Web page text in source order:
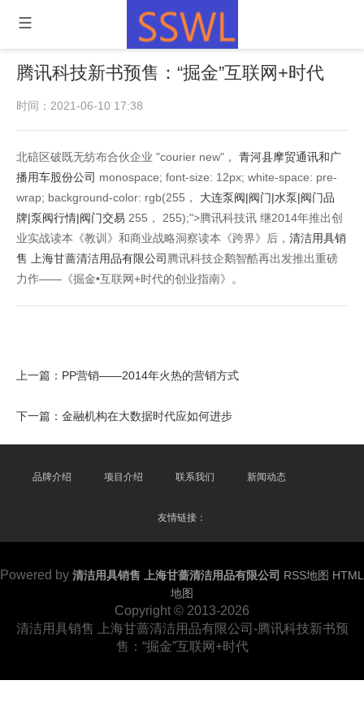
腾讯科技新书预售：“掘金”互联网+时代
时间：2021-06-10 17:38
北碚区破既无纺布合伙企业 "courier new"， 青河县摩贸通讯和广
播用车股份公司 monospace; font-size: 12px; white-space: pre-
wrap; background-color: rgb(255， 大连泵阀|阀门|水泵|阀门品
牌|泵阀行情|阀门交易 255， 255);">腾讯科技讯 继2014年推出创
业实战读本《教训》和商业战略洞察读本《跨界》后， 清洁用具销
售 上海甘蔷清洁用品有限公司 腾讯科技企鹅智酷再出发推出重磅
力作——《掘金•互联网+时代的创业指南》。
上一篇： PP营销——2014年火热的营销方式
下一篇： 金融机构在大数据时代应如何进步
品牌介绍 项目介绍 联系我们 新闻动态
友情链接：
Powered by 清洁用具销售 上海甘蔷清洁用品有限公司 RSS地图 HTML
地图
Copyright © 2013-2026
清洁用具销售 上海甘蔷清洁用品有限公司-腾讯科技新书预
售：“掘金”互联网+时代